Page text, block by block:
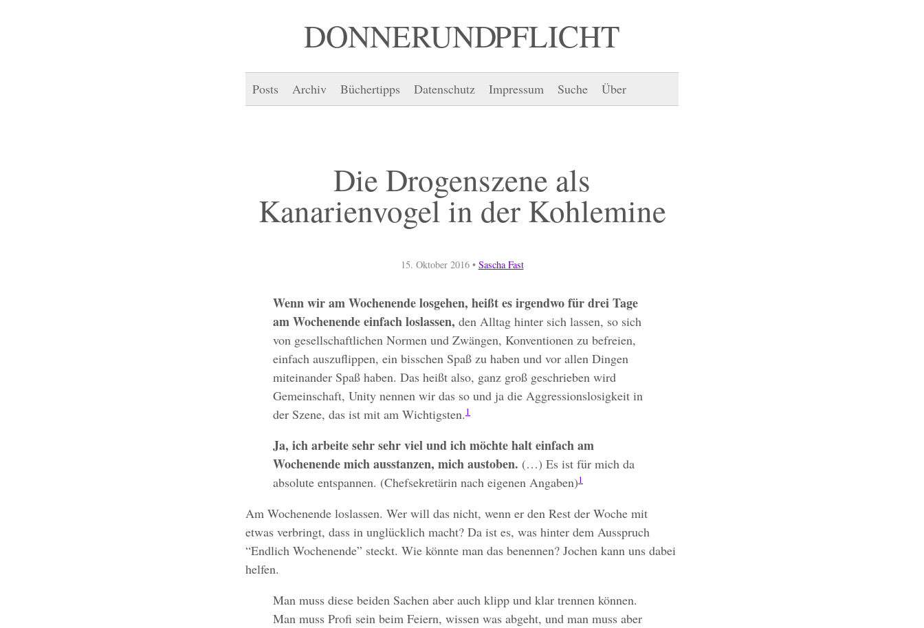
DONNER UND PFLICHT
Posts Archiv Büchertipps Datenschutz Impressum Suche Über
Die Drogenszene als
Kanarienvogel in der Kohlemine
15. Oktober 2016• Sascha Fast
Wenn wir am Wochenende losgehen, heißt es irgendwo für drei Tage
am Wochenende einfach loslassen, den Alltag hinter sich lassen, so sich
von gesellschaftlichen Normen und Zwängen, Konventionen zu befreien,
einfach auszuflippen, ein bisschen Spaß zu haben und vor allen Dingen
miteinander Spaß haben. Das heißt also, ganz groß geschrieben wird
Gemeinschaft, Unity nennen wir das so und ja die Aggressionslosigkeit in
der Szene, das ist mit am Wichtigsten.1
Ja, ich arbeite sehr sehr viel und ich möchte halt einfach am
Wochenende mich ausstanzen, mich austoben. (…) Es ist für mich da
absolute entspannen. (Chefsekretärin nach eigenen Angaben)1
Am Wochenende loslassen. Wer will das nicht, wenn er den Rest der Woche mit
etwas verbringt, dass in unglücklich macht? Da ist es, was hinter dem Ausspruch
“Endlich Wochenende” steckt. Wie könnte man das benennen? Jochen kann uns dabei
helfen.
Man muss diese beiden Sachen aber auch klipp und klar trennen können.
Man muss Profi sein beim Feiern, wissen was abgeht, und man muss aber